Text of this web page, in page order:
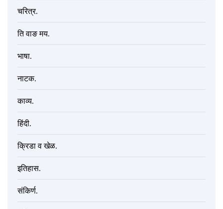
चरित्र.
ति वाङ मय.
भाषा.
नाटक.
काव्य.
हिंदी.
क्रिडा व खेळ.
इतिहास.
संकिर्ण.